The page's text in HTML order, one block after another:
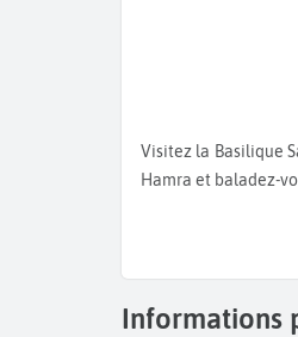
Visitez la Basilique Saint Augustin d'Annaba et le musée des Ruines d'Hippone. Admirez la vue du phare de Ras El
Hamra et baladez-
Informations